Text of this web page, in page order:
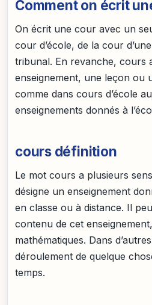
Comment on écrit
On écrit une cour avec un
cour d’école, de la cour
tribunal. En revanche, cours
enseignement, une leçon ou
comme dans cours d’école
enseignements donnés à
cours définition
Le mot cours a plusieurs
désigne un enseignement
en classe ou à distance. Il
contenu de cet
mathématiques. Dans
déroulement de quelque
temps.